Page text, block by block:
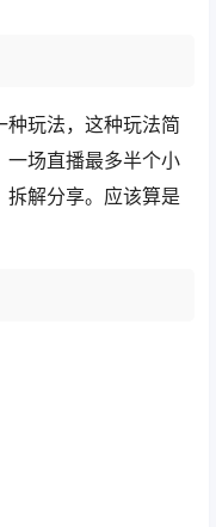
玩法，这种玩法简
一场直播最多半个小
拆解分享。应该算是